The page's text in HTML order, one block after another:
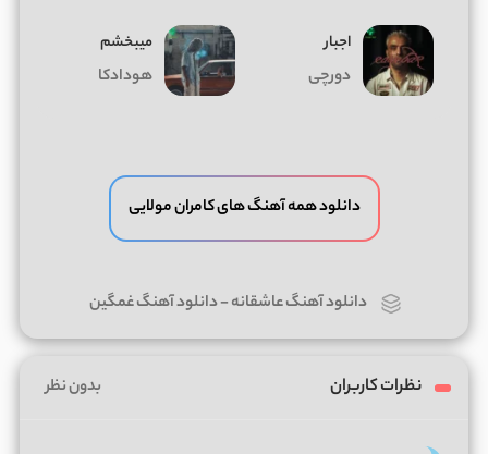
اجبار
دورچی
میبخشم
هودادکا
دانلود همه آهنگ های کامران مولایی
دانلود آهنگ عاشقانه-دانلود آهنگ غمگین
نظرات کاربران بدون نظر